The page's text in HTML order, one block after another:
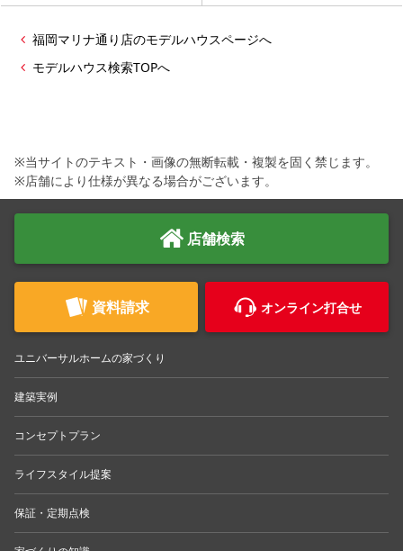
福岡マリナ通り店のモデルハウスページへ
モデルハウス検索TOPへ
※当サイトのテキスト・画像の無断転載・複製を固く禁じます。
※店舗により仕様が異なる場合がございます。
店舗検索
資料請求 オンライン打合せ
ユニバーサルホームの家づくり
建築実例
コンセプトプラン
ライフスタイル提案
保証・定期点検